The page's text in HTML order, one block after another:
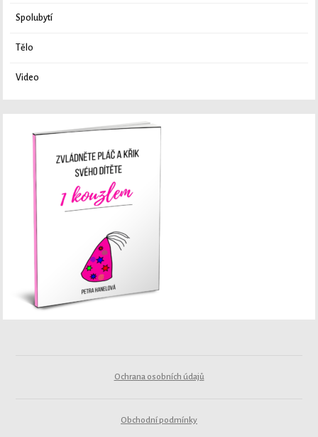
Spolubytí
Tělo
Video
Ochrana osobních údajů
Obchodní podmínky